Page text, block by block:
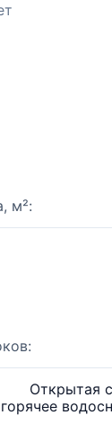
м²:
Открытая
горячее